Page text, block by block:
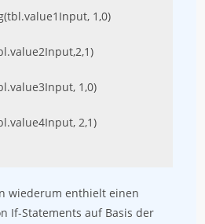
1,0)
1,0)
2,1)
wiederum enthielt einen
If-Statements auf Basis der